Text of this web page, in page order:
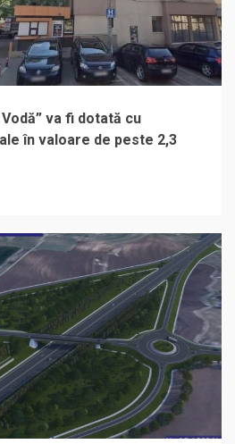
va fi dotată cu
în valoare de peste 2,3